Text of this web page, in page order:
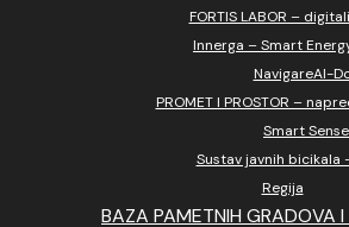
FORTIS LABOR –
Innerga – Smart
NavigareAI-
PROMET I PROSTOR –
Smart Sense
Sustav javnih bicikala
Regija
BAZA PAMETNIH GRADOVA I